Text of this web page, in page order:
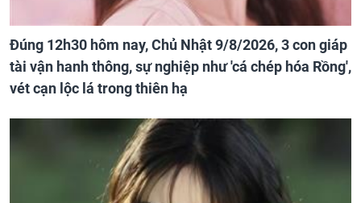
Đúng 12h30 hôm nay, Chủ Nhật 9/8/2026, 3 con giáp
tài vận hanh thông, sự nghiệp như 'cá chép hóa Rồng',
vét cạn lộc lá trong thiên hạ